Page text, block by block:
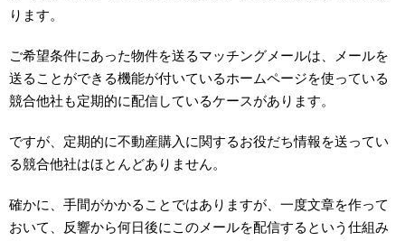
ります。
ご希望条件にあった物件を送るマッチングメールは、メールを
送ることができる機能が付いているホームページを使っている
競合他社も定期的に配信しているケースがあります。
ですが、定期的に不動産購入に関するお役だち情報を送ってい
る競合他社はほとんどありません。
確かに、手間がかかることではありますが、一度文章を作って
おいて、反響から何日後にこのメールを配信するという仕組み